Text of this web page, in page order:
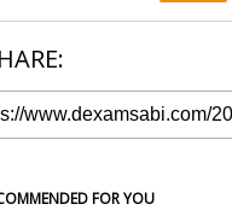
FOR YOU